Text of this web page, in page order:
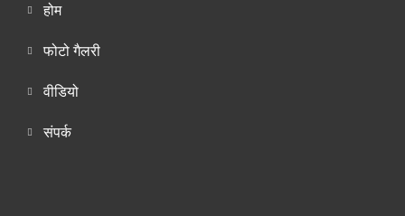
होम
फोटो गैलरी
वीडियो
संपर्क